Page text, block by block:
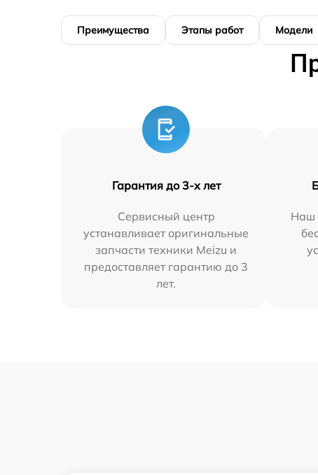
Преимущества Этапы работ Модели
Гарантия до 3-х лет
Сервисный центр
устанавливает оригинальные
запчасти техники Meizu и
предоставляет гарантию до 3
лет.
Наш